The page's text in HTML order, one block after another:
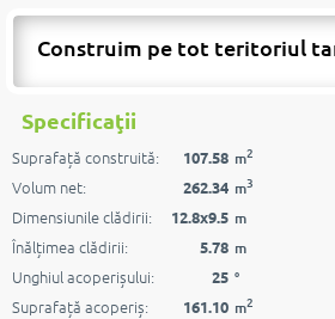
Construim pe tot teritoriul
Specificaţii
Suprafață construită: 107.58 m2
Volum net: 262.34 m3
Dimensiunile clădirii: 12.8x9.5 m
Înălțimea clădirii: 5.78 m
Unghiul acoperișului: 25 °
Suprafață acoperiș: 161.10 m2